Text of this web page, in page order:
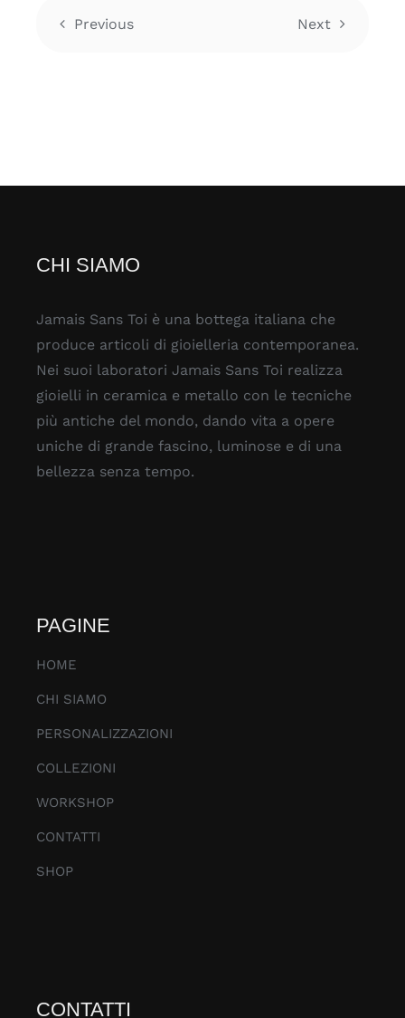
Previous Next
CHI SIAMO
Jamais Sans Toi è una bottega italiana che
produce articoli di gioielleria contemporanea.
Nei suoi laboratori Jamais Sans Toi realizza
gioielli in ceramica e metallo con le tecniche
più antiche del mondo, dando vita a opere
uniche di grande fascino, luminose e di una
bellezza senza tempo.
PAGINE
HOME
CHI SIAMO
PERSONALIZZAZIONI
COLLEZIONI
WORKSHOP
CONTATTI
SHOP
CONTATTI